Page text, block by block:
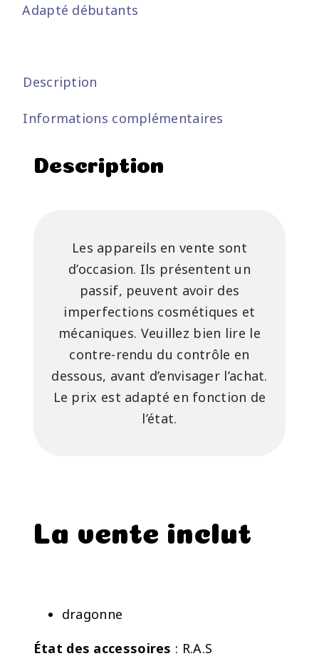
Adapté débutants
Description
Informations complémentaires
Description
Les appareils en vente sont
d’occasion. Ils présentent un
passif, peuvent avoir des
imperfections cosmétiques et
mécaniques. Veuillez bien lire le
contre-rendu du contrôle en
dessous, avant d’envisager l’achat.
Le prix est adapté en fonction de
l’état.
La vente inclut
dragonne
État des accessoires : R.A.S